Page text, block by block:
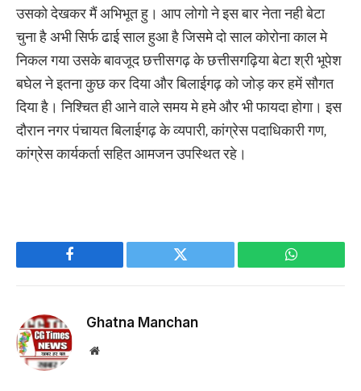
उसको देखकर मैं अभिभूत हु। आप लोगो ने इस बार नेता नही बेटा
चुना है अभी सिर्फ ढाई साल हुआ है जिसमे दो साल कोरोना काल मे
निकल गया उसके बावजूद छत्तीसगढ़ के छत्तीसगढ़िया बेटा श्री भूपेश
बघेल ने इतना कुछ कर दिया और बिलाईगढ़ को जोड़ कर हमें सौगत
दिया है। निश्चित ही आने वाले समय मे हमे और भी फायदा होगा। इस
दौरान नगर पंचायत बिलाईगढ़ के व्यपारी, कांग्रेस पदाधिकारी गण,
कांग्रेस कार्यकर्ता सहित आमजन उपस्थित रहे।
Facebook Twitter WhatsApp
Ghatna Manchan
Website